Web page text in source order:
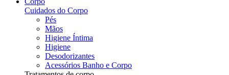
Cuidados do Corpo
Pés
Mãos
Higiene Íntima
Higiene
Desodorizantes
Acessórios Banho e Corpo